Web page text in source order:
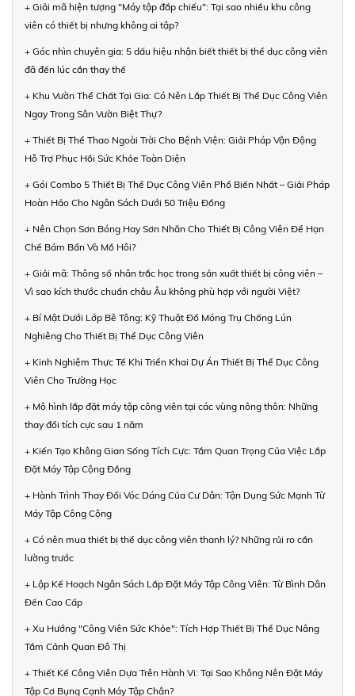
+ Giải mã hiện tượng "Máy tập đắp chiếu": Tại sao nhiều khu công
viên có thiết bị nhưng không ai tập?
+ Góc nhìn chuyên gia: 5 dấu hiệu nhận biết thiết bị thể dục công viên
đã đến lúc cần thay thế
+ Khu Vườn Thể Chất Tại Gia: Có Nên Lắp Thiết Bị Thể Dục Công Viên
Ngay Trong Sân Vườn Biệt Thự?
+ Thiết Bị Thể Thao Ngoài Trời Cho Bệnh Viện: Giải Pháp Vận Động
Hỗ Trợ Phục Hồi Sức Khỏe Toàn Diện
+ Gói Combo 5 Thiết Bị Thể Dục Công Viên Phổ Biến Nhất – Giải Pháp
Hoàn Hảo Cho Ngân Sách Dưới 50 Triệu Đồng
+ Nên Chọn Sơn Bóng Hay Sơn Nhăn Cho Thiết Bị Công Viên Để Hạn
Chế Bám Bẩn Và Mồ Hôi?
+ Giải mã: Thông số nhân trắc học trong sản xuất thiết bị công viên –
Vì sao kích thước chuẩn châu Âu không phù hợp với người Việt?
+ Bí Mật Dưới Lớp Bê Tông: Kỹ Thuật Đổ Móng Trụ Chống Lún
Nghiêng Cho Thiết Bị Thể Dục Công Viên
+ Kinh Nghiệm Thực Tế Khi Triển Khai Dự Án Thiết Bị Thể Dục Công
Viên Cho Trường Học
+ Mô hình lắp đặt máy tập công viên tại các vùng nông thôn: Những
thay đổi tích cực sau 1 năm
+ Kiến Tạo Không Gian Sống Tích Cực: Tầm Quan Trọng Của Việc Lắp
Đặt Máy Tập Cộng Đồng
+ Hành Trình Thay Đổi Vóc Dáng Của Cư Dân: Tận Dụng Sức Mạnh Từ
Máy Tập Công Cộng
+ Có nên mua thiết bị thể dục công viên thanh lý? Những rủi ro cần
lường trước
+ Lập Kế Hoạch Ngân Sách Lắp Đặt Máy Tập Công Viên: Từ Bình Dân
Đến Cao Cấp
+ Xu Hướng "Công Viên Sức Khỏe": Tích Hợp Thiết Bị Thể Dục Nâng
Tầm Cảnh Quan Đô Thị
+ Thiết Kế Công Viên Dựa Trên Hành Vi: Tại Sao Không Nên Đặt Máy
Tập Cơ Bụng Cạnh Máy Tập Chân?